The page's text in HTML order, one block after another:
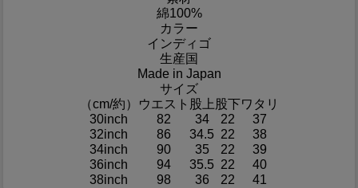
綿100%
カラー
インディゴ
生産国
Made in Japan
サイズ
（cm/約）
ウエスト 股上股下 ワタリ
30inch
82 34 22
37
32inch
86 34.5 22
38
34inch
90 35 22
39
36inch
94 35.5 22
40
38inch
98 36 22 41